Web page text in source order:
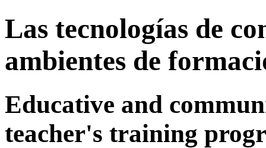
Las tecnologías de
ambientes de
Educative and
teacher's training